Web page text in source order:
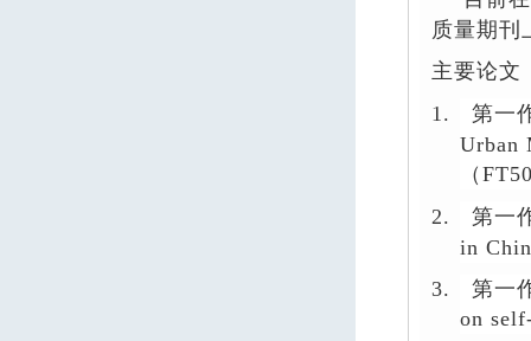
质量期刊
主要论文
1.
第一
Urban
（
2.
第一
in
3.
第一
on